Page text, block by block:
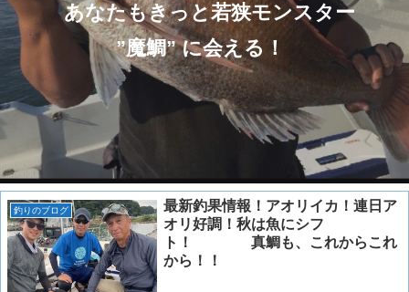
あなたもきっと若狭モンスター
”魔鯛” に会える！
釣りのブログ
最新釣果情報！アオリイカ！連日ア
オリ好調！秋は魚にシフ
ト！ 真鯛も、これからこれ
から！！